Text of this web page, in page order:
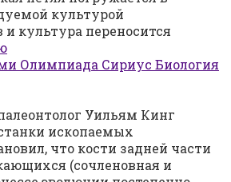
культурой
культура переносится
Олимпиада Сириус Биология
Уильям Кинг
ископаемых
что кости задней части
(сочленовная и